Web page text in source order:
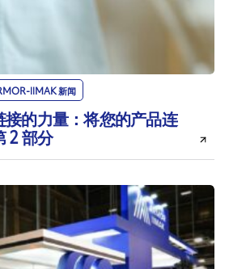
IIMAK 新闻
的力量：将您的产品连
2 部分